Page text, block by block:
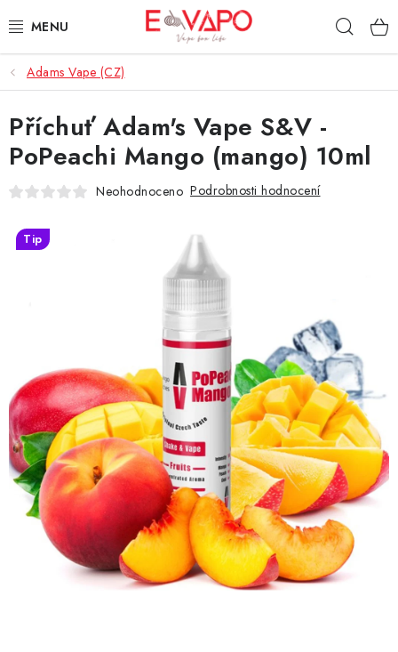
na
3D TISK
TIPY ZA DOBROU CENU
AROMATA A PŘÍCHUTĚ
DÁRKOVÉ VOUCHERY
ATOMIZÉRY A CARTRIDGE
DIY
BATERIE A NABÍJEČKY
GRIPY & MODY
Adams Vape (CZ)
Příchuť Adam's Vape S&V -
PoPeachi Mango (mango) 10ml
Neohodnoceno Podrobnosti hodnocení
Tip